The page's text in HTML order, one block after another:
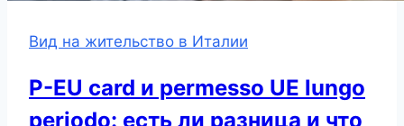
Вид на жительство в Италии
P-EU card и permesso UE lungo
periodo: есть ли разница и что